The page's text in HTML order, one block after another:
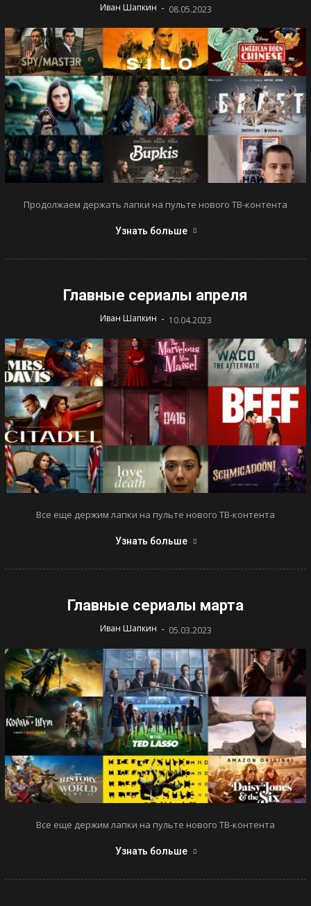
Иван Шапкин - 08.05.2023
Продолжаем держать лапки на пульте нового ТВ-контента
Узнать больше
Главные сериалы апреля
Иван Шапкин - 10.04.2023
Все еще держим лапки на пульте нового ТВ-контента
Узнать больше
Главные сериалы марта
Иван Шапкин - 05.03.2023
Все еще держим лапки на пульте нового ТВ-контента
Узнать больше